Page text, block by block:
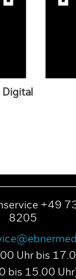
+49
8205
Uhr bis
bis 15.00